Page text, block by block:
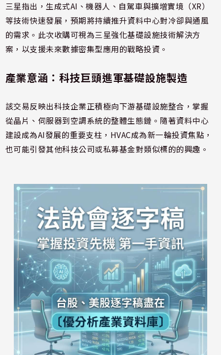
三星指出，生成式AI、機器人、自駕車與擴增實境（XR）
等技術快速發展，預期將持續推升資料中心對冷卻與通風
的需求。此次收購可視為三星強化基礎設施技術解決方
案，以支援未來數據密集型應用的戰略投資。
產業意涵：科技巨頭進軍基礎設施製造
該交易反映出科技企業正積極向下游基礎設施整合，掌握
從晶片、伺服器到空調系統的整體生態鏈。隨著資料中心
建設成為AI發展的重要支柱，HVAC成為新一輪投資焦點，
也可能引發其他科技公司或私募基金對類似標的的興趣。